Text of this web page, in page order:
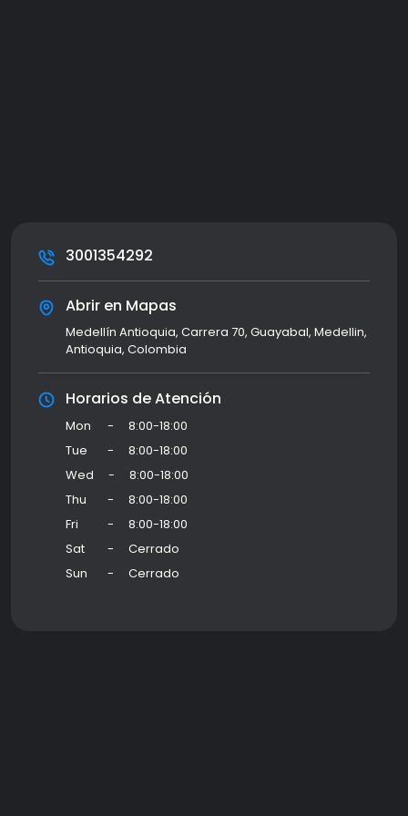
3001354292
Abrir en Mapas
Medellín Antioquia, Carrera 70, Guayabal, Medellin,
Antioquia, Colombia
Horarios de Atención
Mon -
8:00-18:00
Tue
-
8:00-18:00
Wed
-
8:00-18:00
Thu
-
8:00-18:00
Fri
-
8:00-18:00
Sat
-
Cerrado
Sun
- Cerrado